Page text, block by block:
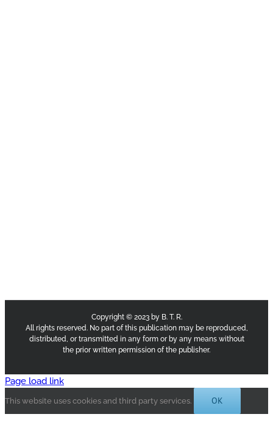
Copyright © 2023 by B. T. R.
All rights reserved. No part of this publication may be reproduced,
distributed, or transmitted in any form or by any means without
the prior written permission of the publisher.
Page load link
This website uses cookies and third party services. OK